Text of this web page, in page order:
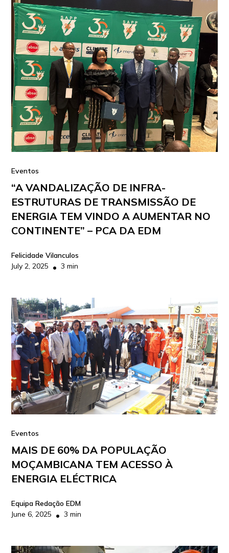
Eventos
“A VANDALIZAÇÃO DE INFRA-
ESTRUTURAS DE TRANSMISSÃO DE
ENERGIA TEM VINDO A AUMENTAR NO
CONTINENTE” – PCA DA EDM
Felicidade Vilanculos
July 2, 2025 • 3 min
Eventos
MAIS DE 60% DA POPULAÇÃO
MOÇAMBICANA TEM ACESSO À
ENERGIA ELÉCTRICA
Equipa Redação EDM
June 6, 2025 • 3 min